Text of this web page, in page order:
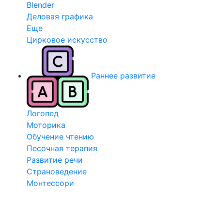
Blender
Деловая графика
Еще
Цирковое искусство
Раннее развитие
Логопед
Моторика
Обучение чтению
Песочная терапия
Развитие речи
Страноведение
Монтессори